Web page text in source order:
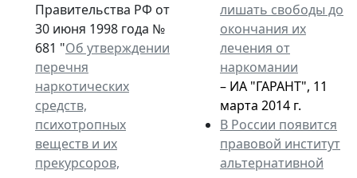
Правительства РФ от
30 июня 1998 года №
681 "Об утверждении
перечня
наркотических
средств,
психотропных
веществ и их
прекурсоров,
лишать свободы до
окончания их
лечения от
наркомании
– ИА "ГАРАНТ", 11
марта 2014 г.
В России появится
правовой институт
альтернативной